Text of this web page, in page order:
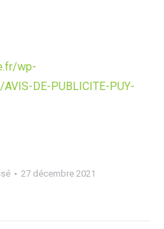
wp-
DE-PUBLICITE-PUY-
27 décembre 2021